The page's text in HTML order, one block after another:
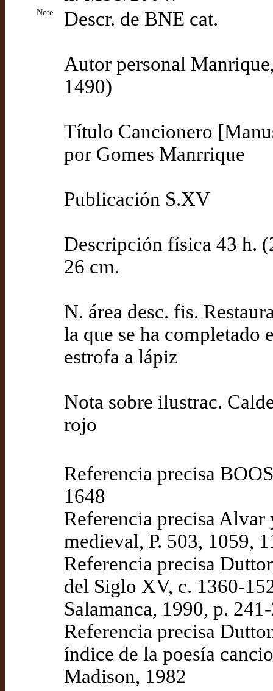
Note Descr. de BNE cat.
Autor personal
1490)
Título Cancionero
por Gomes Manrrique
Publicación S.XV
Descripción física 43 h.
26 cm.
N. área desc. fis.
la que se ha completado
estrofa a lápiz
Nota sobre ilustrac.
rojo
Referencia precisa
1648
Referencia precisa
medieval, P. 503, 1059,
Referencia precisa
del Siglo XV, c. 1360-
Salamanca, 1990, p.
Referencia precisa
índice de la poesía
Madison, 1982